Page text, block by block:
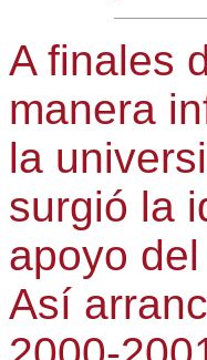
A finales
manera
la
surgió la
apoyo
Así